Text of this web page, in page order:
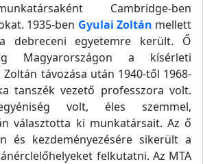
Cambridge-ben
1935-ben Gyulai Zoltán mellett
debreceni egyetemre került. Ő
Magyarországon a kísérleti
távozása után 1940-től 1968-
tanszék vezető professzora volt.
volt, éles szemmel,
választotta ki munkatársait. Az ő
és kezdeményezésére sikerült a
felkutatni. Az MTA